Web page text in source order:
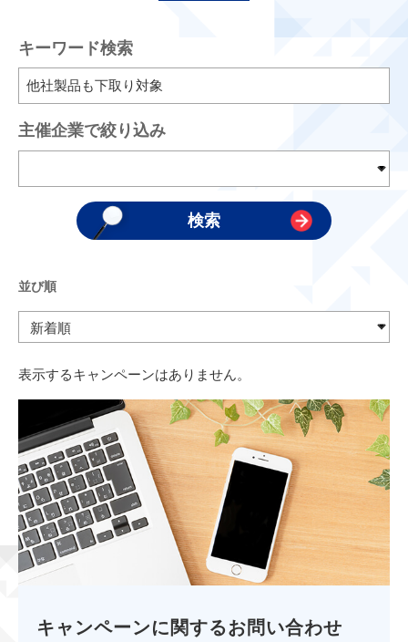
キーワード検索
主催企業で絞り込み
並び順
表示するキャンペーンはありません。
キャンペーンに関するお問い合わせ